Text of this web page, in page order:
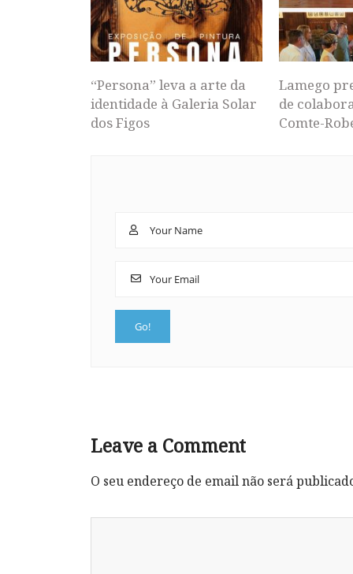
“Persona” leva a arte da
identidade à Galeria Solar
dos Figos
Lamego
de
Comte-
Leave a Comment
O seu endereço de email não será